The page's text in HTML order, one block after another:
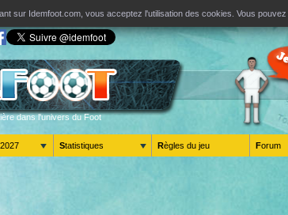
sur Idemfoot.com, vous acceptez l'utilisation des cookies. Vous
dans l'univers du Foot
Statistiques Règles du jeu Forum